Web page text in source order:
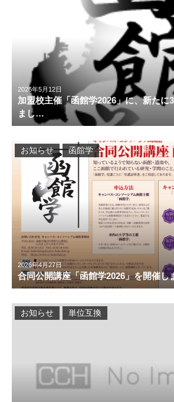
2026年5月12日
加盟校主催「函館学2026」に、新たに
まし…
2026年4月27日
合同公開講座「函館学2026」を開催し
お知らせ 函館学
お知らせ 単位互換